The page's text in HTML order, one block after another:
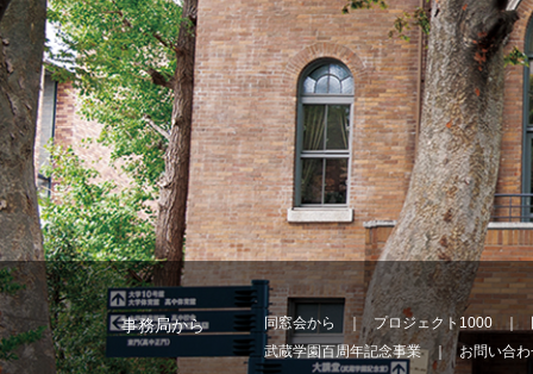
事務局から 同窓会から プロジェクト1000
武蔵学園百周年記念事業
お問い合